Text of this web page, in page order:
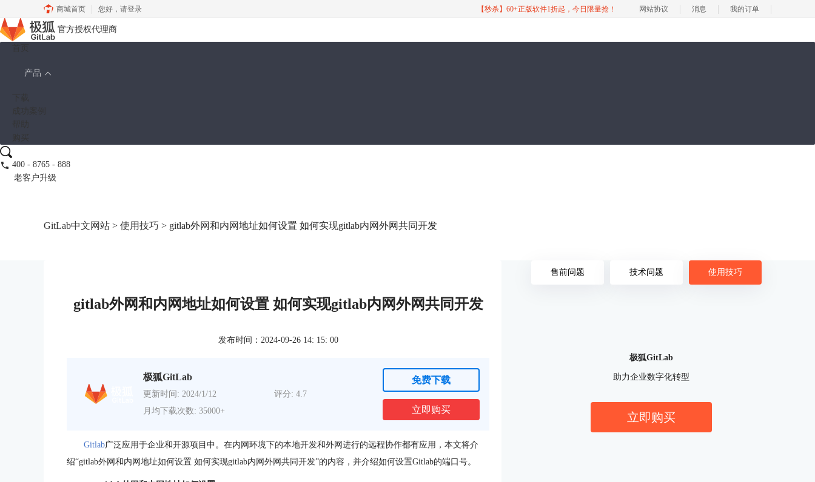
商城首页 您好， 请登录 【秒杀】60+正版软件1折起，今日限量抢！ 网站协议 消息 我的订单
官方授权代理商
产品
400 - 8765 - 888
老客户升级
GitLab中文网站 > 使用技巧 > gitlab外网和内网地址如何设置 如何实现gitlab内网外网共同开发
gitlab外网和内网地址如何设置 如何实现gitlab内网外网共同开发
发布时间：2024-09-26 14: 15: 00
极狐GitLab
更新时间: 2024/1/12
评分: 4.7
月均下载次数: 35000+
免费下载
立即购买
Gitlab广泛应用于企业和开源项目中。在内网环境下的本地开发和外网进行的远程协作都有应用，本文将介
绍“gitlab外网和内网地址如何设置 如何实现gitlab内网外网共同开发”的内容，并介绍如何设置Gitlab的端口号。
售前问题 技术问题 使用技巧
极狐GitLab
助力企业数字化转型
立即购买